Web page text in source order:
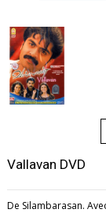
Vallavan DVD
De Silambarasan.